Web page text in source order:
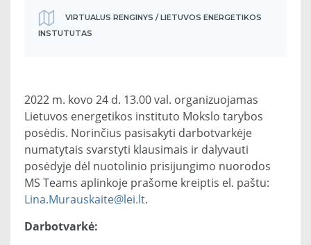
VIRTUALUS RENGINYS / LIETUVOS ENERGETIKOS
INSTUTUTAS
2022 m. kovo 24 d. 13.00 val. organizuojamas
Lietuvos energetikos instituto Mokslo tarybos
posėdis. Norinčius pasisakyti darbotvarkėje
numatytais svarstyti klausimais ir dalyvauti
posėdyje dėl nuotolinio prisijungimo nuorodos
MS Teams aplinkoje prašome kreiptis el. paštu:
Lina.Murauskaite@lei.lt.
Darbotvarkė: